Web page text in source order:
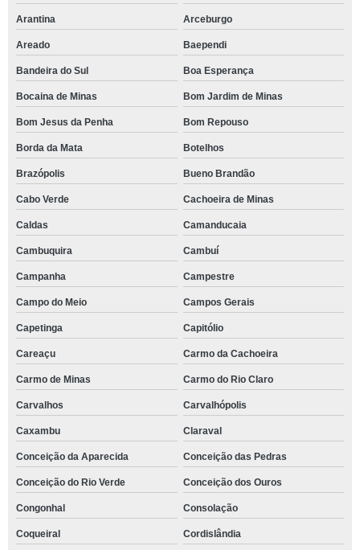
Arantina Arceburgo
Areado Baependi
Bandeira do Sul Boa Esperança
Bocaina de Minas Bom Jardim de Minas
Bom Jesus da Penha Bom Repouso
Borda da Mata Botelhos
Brazópolis Bueno Brandão
Cabo Verde Cachoeira de Minas
Caldas Camanducaia
Cambuquira Cambuí
Campanha Campestre
Campo do Meio Campos Gerais
Capetinga Capitólio
Careaçu Carmo da Cachoeira
Carmo de Minas Carmo do Rio Claro
Carvalhos Carvalhópolis
Caxambu Claraval
Conceição da Aparecida Conceição das Pedras
Conceição do Rio Verde Conceição dos Ouros
Congonhal Consolação
Coqueiral Cordislândia